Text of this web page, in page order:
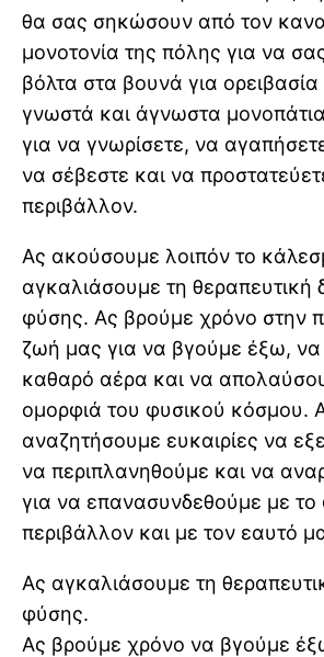
θα σας σηκώσουν από τον
μονοτονία της πόλης για να
βόλτα στα βουνά για ορειβασία
γνωστά και άγνωστα
για να γνωρίσετε, να
να σέβεστε και να
περιβάλλον.
Ας ακούσουμε λοιπόν το
αγκαλιάσουμε τη θεραπευτική
φύσης. Ας βρούμε χρόνο στην
ζωή μας για να βγούμε έξω,
καθαρό αέρα και να
ομορφιά του φυσικού κόσμου.
αναζητήσουμε ευκαιρίες να
να περιπλανηθούμε και να
για να επανασυνδεθούμε με το
περιβάλλον και με τον εαυτό
Ας αγκαλιάσουμε τη
φύσης.
Ας βρούμε χρόνο να βγούμε